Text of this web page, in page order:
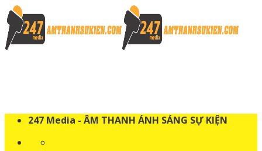
Skip
to
content
247 Media - ÂM THANH ÁNH SÁNG SỰ KIỆN